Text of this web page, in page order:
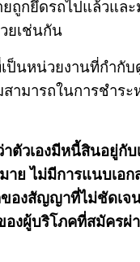
กยึดรถไปแล้วแล
ยเช่นกัน
หน่วยงานที่กำกับ
ารถในการชำระ
วเองมีหนี้สินอยู่กั
าย ไม่มีการแนบเ
งสัญญาที่ไม่ชัดเจ
ผู้บริโภคที่สมัครผ่า